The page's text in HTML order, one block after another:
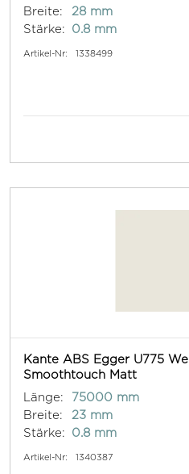
Breite:
28 mm
Stärke:
0.8 mm
Artikel-Nr: 1338499
Kante ABS Egger U775
Smoothtouch Matt
Länge:
75000 mm
Breite:
23 mm
Stärke:
0.8 mm
Artikel-Nr: 1340387